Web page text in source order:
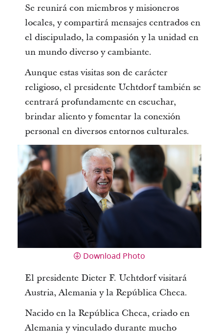
Se reunirá con miembros y misioneros
locales, y compartirá mensajes centrados en
el discipulado, la compasión y la unidad en
un mundo diverso y cambiante.
Aunque estas visitas son de carácter
religioso, el presidente Uchtdorf también se
centrará profundamente en escuchar,
brindar aliento y fomentar la conexión
personal en diversos entornos culturales.
Download Photo
El presidente Dieter F. Uchtdorf visitará
Austria, Alemania y la República Checa.
Nacido en la República Checa, criado en
Alemania y vinculado durante mucho